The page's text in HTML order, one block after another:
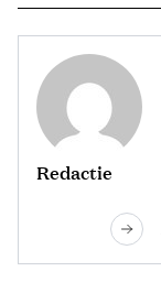
Redactie